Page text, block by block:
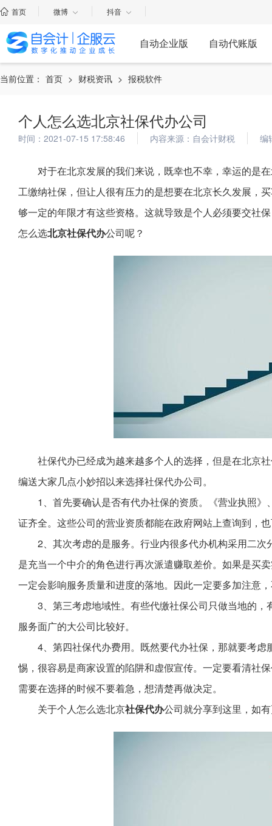
首页 微博 抖音
自动企业版 自动代账版
当前位置： 首页 > 财税资讯 > 报税软件
个人怎么选北京社保代办公司
时间：2021-07-15 17:58:46 内容来源：自会计财税 编
对于在北京发展的我们来说，既幸也不幸，幸运的是
工缴纳社保，但让人很有压力的是想要在北京长久发展，
够一定的年限才有这些资格。这就导致是个人必须要交社
怎么选北京社保代办公司呢？
社保代办已经成为越来越多个人的选择，但是在北京
编送大家几点小妙招以来选择社保代办公司。
1、首先要确认是否有代办社保的资质。《营业执照
证齐全。这些公司的营业资质都能在政府网站上查询到，
2、其次考虑的是服务。行业内很多代办机构采用二
是充当一个中介的角色进行再次派遣赚取差价。如果是买
一定会影响服务质量和进度的落地。因此一定要多加注意
3、第三考虑地域性。有些代缴社保公司只做当地的
服务面广的大公司比较好。
4、第四社保代办费用。既然要代办社保，那就要考
惕，很容易是商家设置的陷阱和虚假宣传。一定要看清社
需要在选择的时候不要着急，想清楚再做决定。
关于个人怎么选北京社保代办公司就分享到这里，如